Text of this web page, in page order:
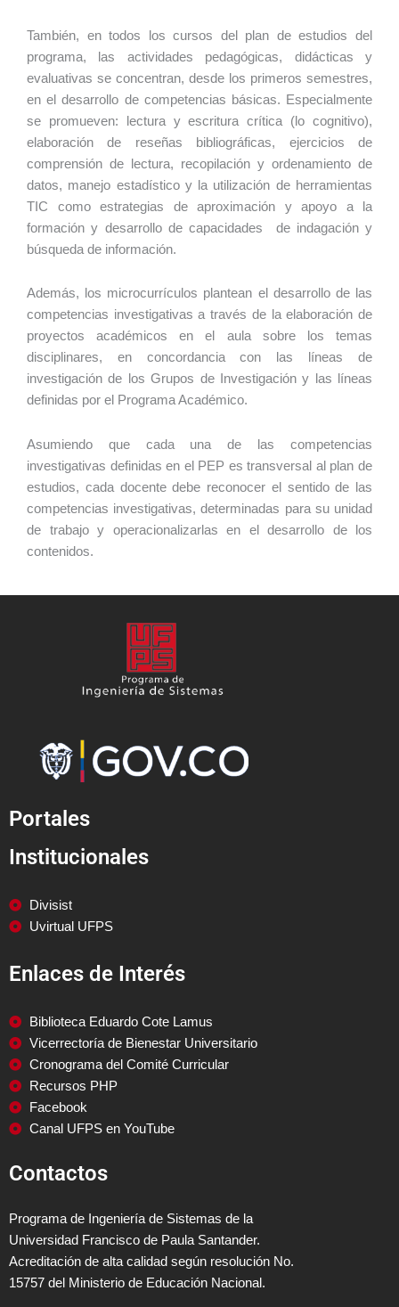
También, en todos los cursos del plan de estudios del
programa, las actividades pedagógicas, didácticas y
evaluativas se concentran, desde los primeros semestres,
en el desarrollo de competencias básicas. Especialmente
se promueven: lectura y escritura crítica (lo cognitivo),
elaboración de reseñas bibliográficas, ejercicios de
comprensión de lectura, recopilación y ordenamiento de
datos, manejo estadístico y la utilización de herramientas
TIC como estrategias de aproximación y apoyo a la
formación y desarrollo de capacidades de indagación y
búsqueda de información.
Además, los microcurrículos plantean el desarrollo de las
competencias investigativas a través de la elaboración de
proyectos académicos en el aula sobre los temas
disciplinares, en concordancia con las líneas de
investigación de los Grupos de Investigación y las líneas
definidas por el Programa Académico.
Asumiendo que cada una de las competencias
investigativas definidas en el PEP es transversal al plan de
estudios, cada docente debe reconocer el sentido de las
competencias investigativas, determinadas para su unidad
de trabajo y operacionalizarlas en el desarrollo de los
contenidos.
Portales
Institucionales
Divisist
Uvirtual UFPS
Enlaces de Interés
Biblioteca Eduardo Cote Lamus
Vicerrectoría de Bienestar Universitario
Cronograma del Comité Curricular
Recursos PHP
Facebook
Canal UFPS en YouTube
Contactos
Programa de Ingeniería de Sistemas de la
Universidad Francisco de Paula Santander.
Acreditación de alta calidad según resolución No.
15757 del Ministerio de Educación Nacional.